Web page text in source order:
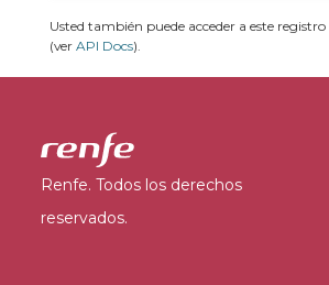
Usted también puede acceder a este
(ver API Docs).
Renfe. Todos los derechos
reservados.